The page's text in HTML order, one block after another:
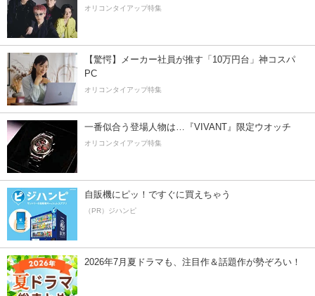
オリコンタイアップ特集
【驚愕】メーカー社員が推す「10万円台」神コスパ
PC
オリコンタイアップ特集
一番似合う登場人物は…『VIVANT』限定ウオッチ
オリコンタイアップ特集
自販機にピッ！ですぐに買えちゃう
（PR）ジハンピ
2026年7月夏ドラマも、注目作＆話題作が勢ぞろい！